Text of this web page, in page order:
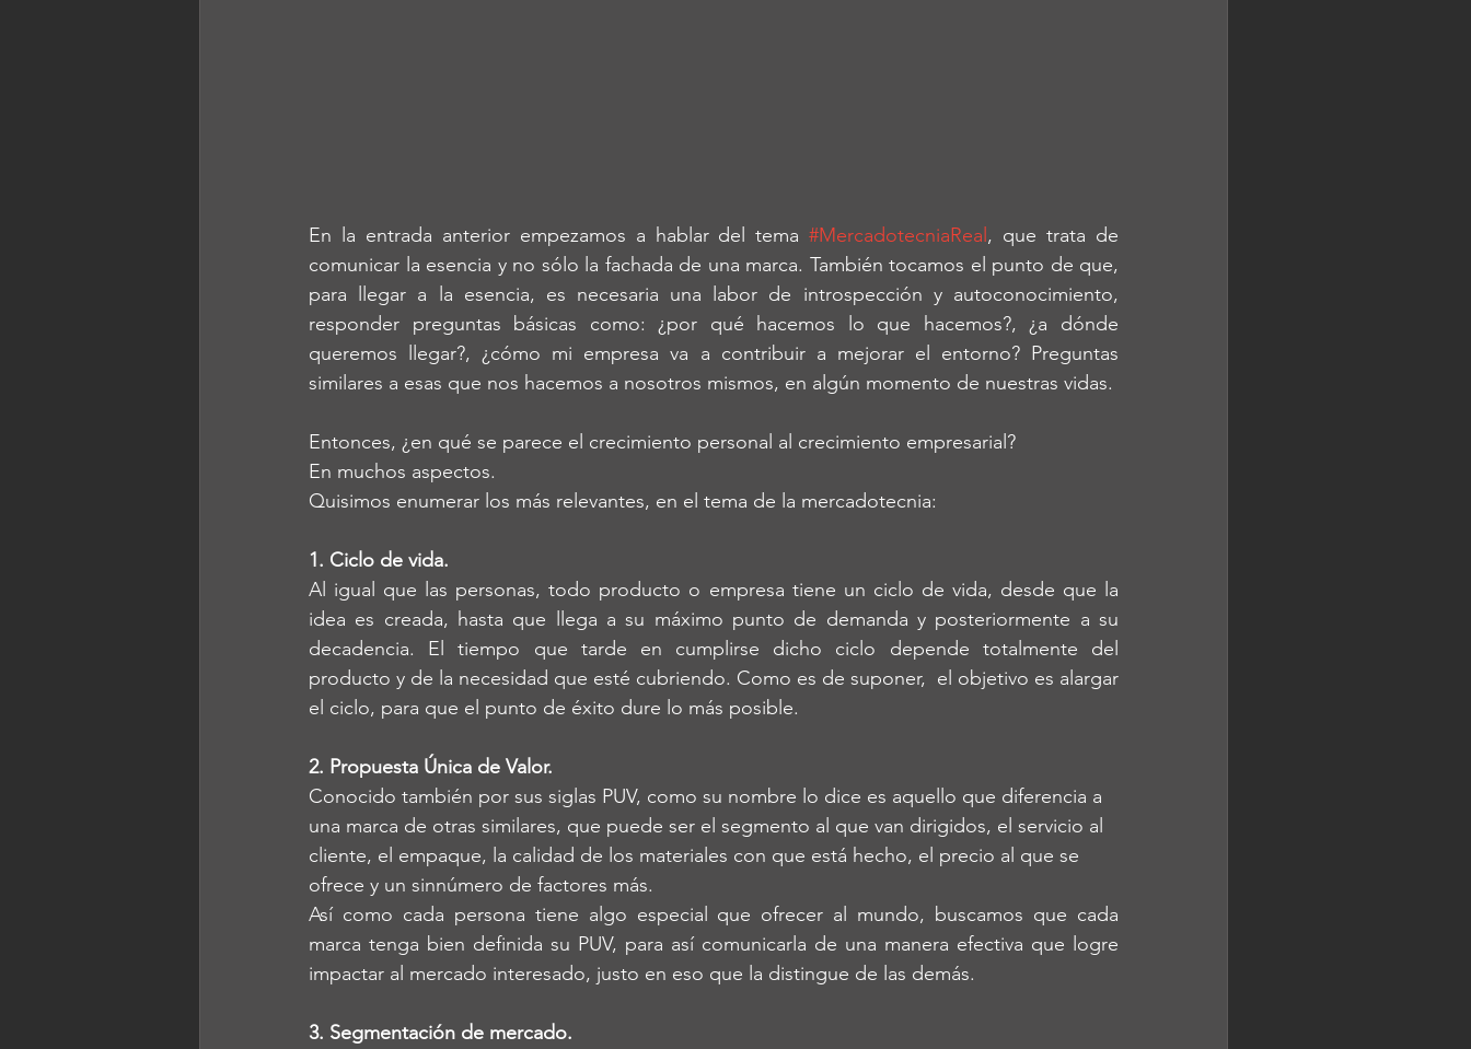
En la entrada anterior empezamos a hablar del tema #MercadotecniaReal , que trata de
comunicar la esencia y no sólo la fachada de una marca. También tocamos el punto de que,
para llegar a la esencia, es necesaria una labor de introspección y autoconocimiento,
responder preguntas básicas como: ¿por qué hacemos lo que hacemos?, ¿a dónde
queremos llegar?, ¿cómo mi empresa va a contribuir a mejorar el entorno? Preguntas
similares a esas que nos hacemos a nosotros mismos, en algún momento de nuestras vidas.
Entonces, ¿en qué se parece el crecimiento personal al crecimiento empresarial?
En muchos aspectos.
Quisimos enumerar los más relevantes, en el tema de la mercadotecnia:
1. Ciclo de vida.
Al igual que las personas, todo producto o empresa tiene un ciclo de vida, desde que la
idea es creada, hasta que llega a su máximo punto de demanda y posteriormente a su
decadencia. El tiempo que tarde en cumplirse dicho ciclo depende totalmente del
producto y de la necesidad que esté cubriendo. Como es de suponer,  el objetivo es alargar
el ciclo, para que el punto de éxito dure lo más posible.
2. Propuesta Única de Valor.
Conocido también por sus siglas PUV, como su nombre lo dice es aquello que diferencia a
una marca de otras similares, que puede ser el segmento al que van dirigidos, el servicio al
cliente, el empaque, la calidad de los materiales con que está hecho, el precio al que se
ofrece y un sinnúmero de factores más.
Así como cada persona tiene algo especial que ofrecer al mundo, buscamos que cada
marca tenga bien definida su PUV, para así comunicarla de una manera efectiva que logre
impactar al mercado interesado, justo en eso que la distingue de las demás.
3. Segmentación de mercado.